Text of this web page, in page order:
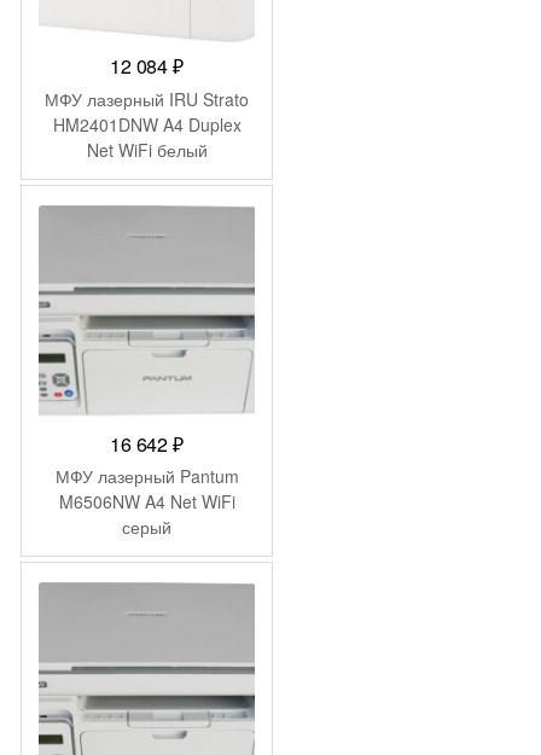
12 084₽
МФУ лазерный IRU Strato
HM2401DNW A4 Duplex
Net WiFi белый
16 642₽
МФУ лазерный Pantum
M6506NW A4 Net WiFi
серый